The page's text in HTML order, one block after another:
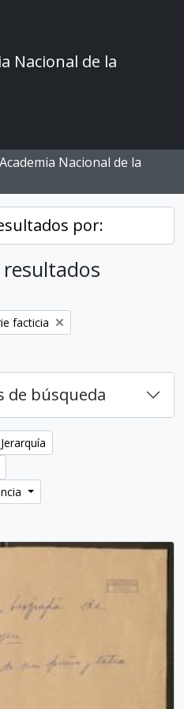
Nacional de la
Nacional de la
por:
filter:
facticia
de búsqueda
Jerarquía